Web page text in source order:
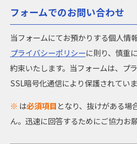
フォームでのお問い合わせ
当フォームにてお預かりする個人情
プライバシーポリシーに則り、慎重
約束いたします。当フォームは、プ
SSL暗号化通信により保護されていま
※ は必須項目 となり、抜けがある場
ん。迅速に回答するためにご協力お